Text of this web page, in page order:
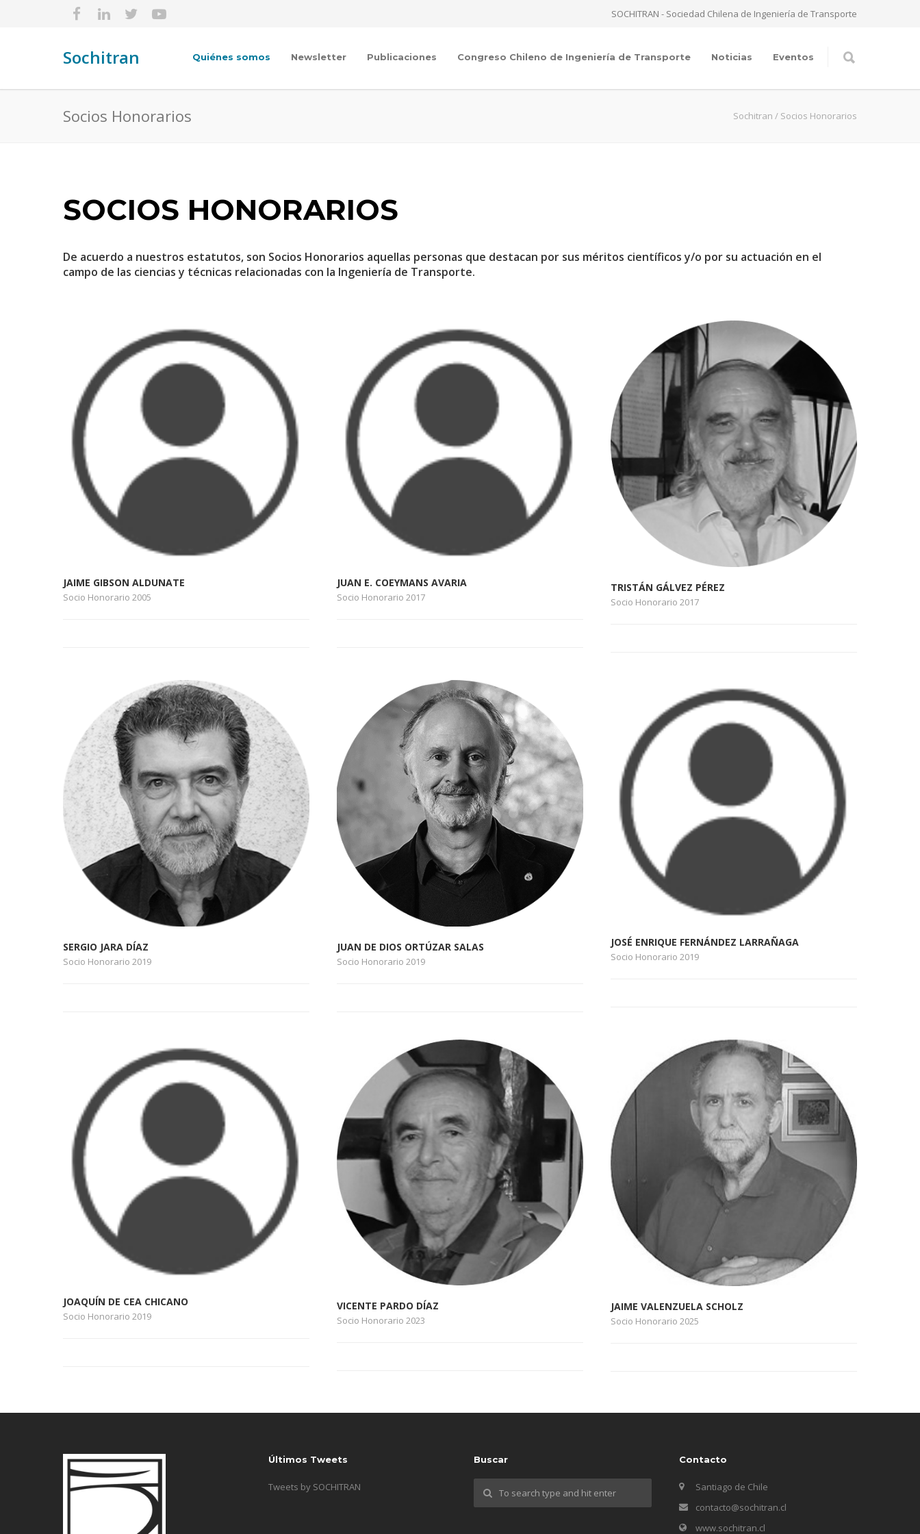
SOCHITRAN - Sociedad Chilena de Ingeniería de Transporte
Sochitran Quiénes somos Newsletter Publicaciones Congreso Chileno de Ingeniería de Transporte Noticias Eventos
Socios Honorarios Sochitran / Socios Honorarios
SOCIOS HONORARIOS
De acuerdo a nuestros estatutos, son Socios Honorarios aquellas personas que destacan por sus méritos científicos y/o por su actuación en el
campo de las ciencias y técnicas relacionadas con la Ingeniería de Transporte.
JAIME GIBSON ALDUNATE
Socio Honorario 2005
JUAN E. COEYMANS AVARIA
Socio Honorario 2017
TRISTÁN GÁLVEZ PÉREZ
Socio Honorario 2017
SERGIO JARA DÍAZ
Socio Honorario 2019
JUAN DE DIOS ORTÚZAR SALAS
Socio Honorario 2019
JOSÉ ENRIQUE FERNÁNDEZ LARRAÑAGA
Socio Honorario 2019
JOAQUÍN DE CEA CHICANO
Socio Honorario 2019
VICENTE PARDO DÍAZ
Socio Honorario 2023
JAIME VALENZUELA SCHOLZ
Socio Honorario 2025
Últimos Tweets
Tweets by SOCHITRAN
Buscar Contacto
Santiago de Chile
contacto@sochitran.cl
www.sochitran.cl